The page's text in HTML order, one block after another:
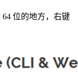
位的地方，右键